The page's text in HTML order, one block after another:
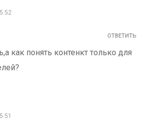
как понять контенкт только для
ОТВЕТИТЬ